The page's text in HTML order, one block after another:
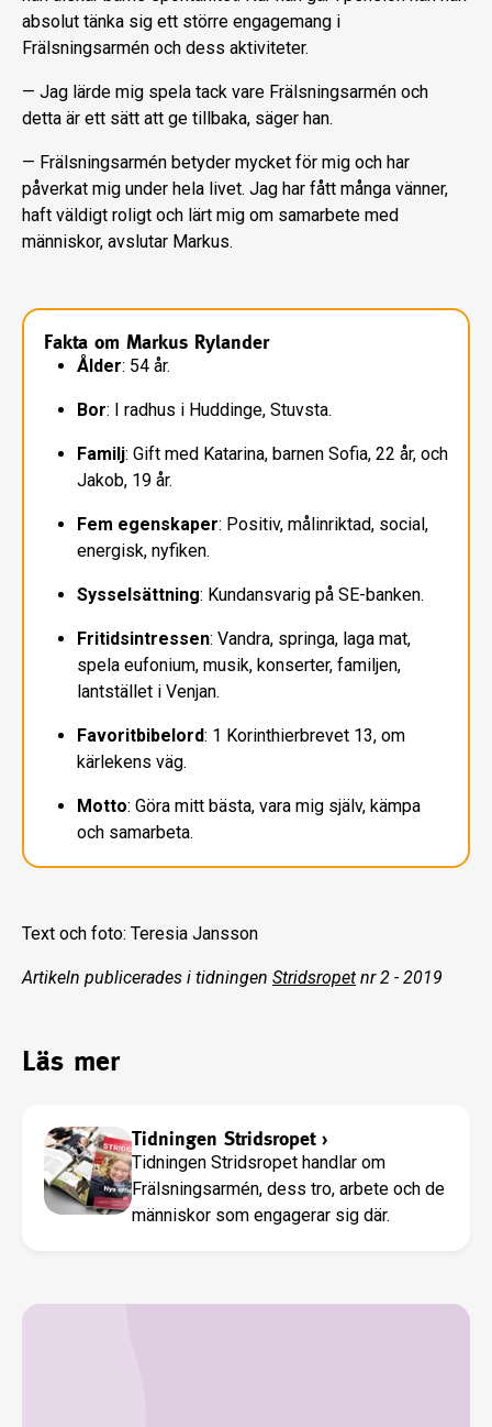
absolut tänka sig ett större engagemang i
Frälsningsarmén och dess aktiviteter.
— Jag lärde mig spela tack vare Fräls­ningsarmén och
detta är ett sätt att ge tillbaka, säger han.
— Frälsningsarmén betyder mycket för mig och har
påverkat mig under hela li­vet. Jag har fått många vänner,
haft väl­digt roligt och lärt mig om samarbete med
människor, avslutar Markus.
Fakta om Markus Rylander
Ålder: 54 år.
Bor: I radhus i Huddinge, Stuvsta.
Familj: Gift med Katarina, barnen Sofia, 22 år, och
Jakob, 19 år.
Fem egenskaper: Positiv, målinriktad, social,
energisk, nyfiken.
Sysselsättning: Kundansvarig på SE-banken.
Fritidsintressen: Vandra, springa, laga mat,
spela eufonium, musik, konserter, familjen,
lantstället i Venjan.
Favoritbibelord: 1 Korinthier­brevet 13, om
kärlekens väg.
Motto: Göra mitt bästa, vara mig själv, kämpa
och samarbeta.
Text och foto: Teresia Jansson
Artikeln publicerades i tidningen Stridsropet nr 2 - 2019
Läs mer
Tidningen Stridsropet›
Tidningen Stridsropet handlar om
Frälsningsarmén, dess tro, arbete och de
människor som engagerar sig där.